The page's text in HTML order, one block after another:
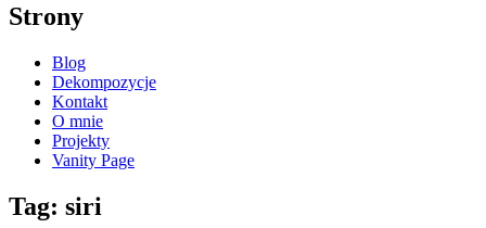
Strony
Blog
Dekompozycje
Kontakt
O mnie
Projekty
Vanity Page
Tag: siri